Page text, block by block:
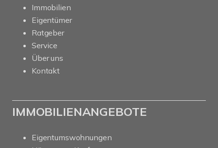
Immobilien
Eigentümer
Ratgeber
Service
Über uns
Kontakt
IMMOBILIENANGEBOTE
Eigentumswohnungen